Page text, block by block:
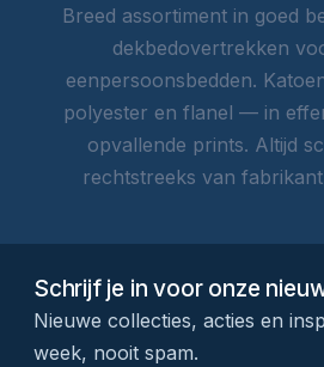
Breed assortiment in goed
dekbedovertrekken
eenpersoonsbedden.
polyester en flanel — in
opvallende prints. Altijd
rechtstreeks van
Schrijf je in voor onze
Nieuwe collecties, acties en
week, nooit spam.